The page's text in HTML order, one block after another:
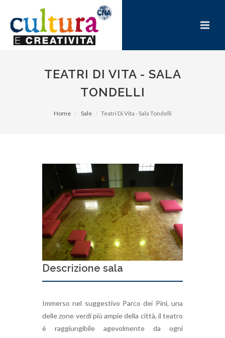
TEATRI DI VITA - SALA
TONDELLI
Home Sale Teatri Di Vita - Sala Tondelli
Descrizione sala
Immerso nel suggestivo Parco dei Pini, una
delle zone verdi più ampie della città, il teatro
è raggiungibile agevolmente da ogni